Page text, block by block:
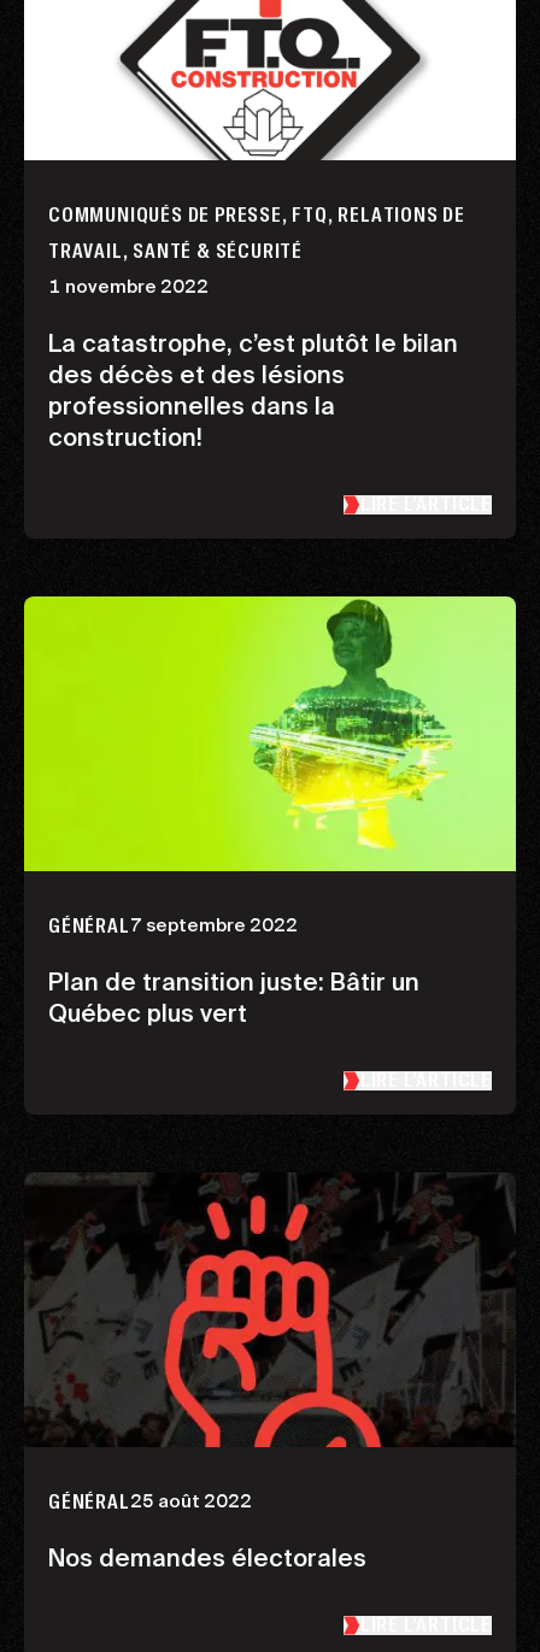
COMMUNIQUÉS DE PRESSE, FTQ, RELATIONS DE
TRAVAIL, SANTÉ & SÉCURITÉ
1 novembre 2022
La catastrophe, c’est plutôt le bilan
des décès et des lésions
professionnelles dans la
construction!
GÉNÉRAL7 septembre 2022
Plan de transition juste: Bâtir un
Québec plus vert
GÉNÉRAL25 août 2022
Nos demandes électorales